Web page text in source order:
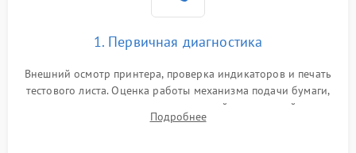
1. Первичная диагностика
Внешний осмотр принтера, проверка индикаторов и печать
тестового листа. Оценка работы механизма подачи бумаги,
выявление посторонних шумов, замятий и первичный анализ
дефектов печати (полосы, фон, пробелы).
Подробнее